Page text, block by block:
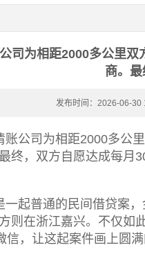
司为相距2000多公里
商。
发布时间：2026-06-30
账公司 为相距2000多公
终，双方自愿达成每月
一起普通的民间借贷案
则在浙江嘉兴。不仅如
信，让这起案件画上圆满